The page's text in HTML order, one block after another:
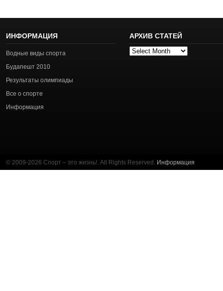
ИНФОРМАЦИЯ
Водные виды спорта
Будапешт 2010
Результаты олимпиады
Все о спорте
Информация
АРХИВ СТАТЕЙ
Архив
© 2009-2026 Спорт – это жизнь!. All Rights Reserved. Информация